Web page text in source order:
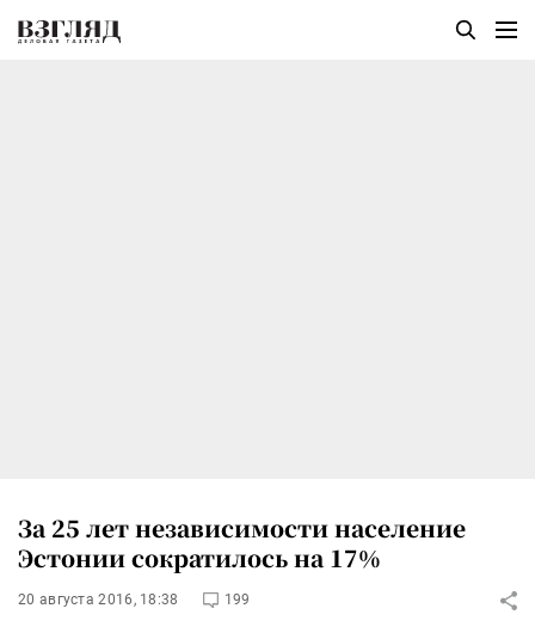
За 25 лет независимости население
Эстонии сократилось на 17%
20 августа 2016, 18:38 199